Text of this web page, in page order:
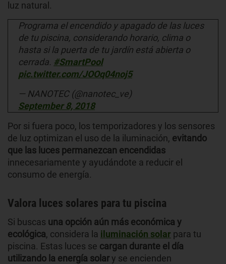
luz natural.
Programa el encendido y apagado de las luces
de tu piscina, considerando horario, clima o
hasta si la puerta de tu jardín está abierta o
cerrada. #SmartPool
pic.twitter.com/JOOq04noj5
— NANOTEC (@nanotec_ve)
September 8, 2018
Por si fuera poco, los temporizadores y los sensores
de luz optimizan el uso de la iluminación, evitando
que las luces permanezcan encendidas
innecesariamente y ayudándote a reducir el
consumo de energía.
Valora luces solares para tu piscina
Si buscas una opción aún más económica y
ecológica, considera la iluminación solar para tu
piscina. Estas luces se cargan durante el día
utilizando la energía solary se encienden